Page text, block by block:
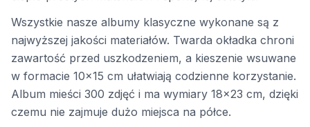
Wszystkie nasze albumy klasyczne wykonane są z
najwyższej jakości materiałów. Twarda okładka chroni
zawartość przed uszkodzeniem, a kieszenie wsuwane
w formacie 10x15 cm ułatwiają codzienne korzystanie.
Album mieści 300 zdjęć i ma wymiary 18x23 cm, dzięki
czemu nie zajmuje dużo miejsca na półce.